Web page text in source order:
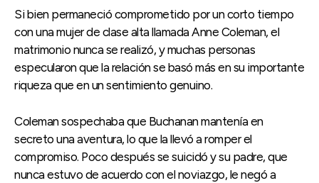
Si bien permaneció comprometido por un corto tiempo
con una mujer de clase alta llamada Anne Coleman, el
matrimonio nunca se realizó, y muchas personas
especularon que la relación se basó más en su importante
riqueza que en un sentimiento genuino.
Coleman sospechaba que Buchanan mantenía en
secreto una aventura, lo que la llevó a romper el
compromiso. Poco después se suicidó y su padre, que
nunca estuvo de acuerdo con el noviazgo, le negó a